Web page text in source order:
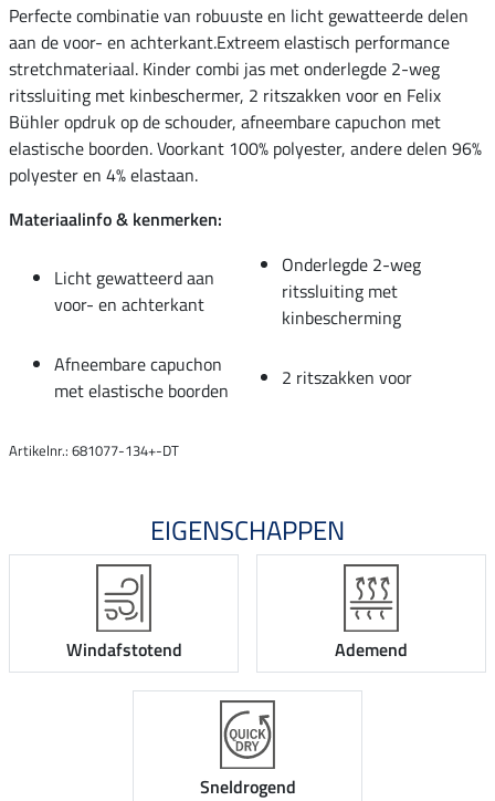
Perfecte combinatie van robuuste en licht gewatteerde delen
aan de voor- en achterkant.Extreem elastisch performance
stretchmateriaal. Kinder combi jas met onderlegde 2-weg
ritssluiting met kinbeschermer, 2 ritszakken voor en Felix
Bühler opdruk op de schouder, afneembare capuchon met
elastische boorden. Voorkant 100% polyester, andere delen 96%
polyester en 4% elastaan.
Materiaalinfo & kenmerken:
Licht gewatteerd aan
voor- en achterkant
Onderlegde 2-weg
ritssluiting met
kinbescherming
Afneembare capuchon
met elastische boorden
2 ritszakken voor
Artikelnr.: 681077-134+-DT
EIGENSCHAPPEN
Windafstotend Ademend
Sneldrogend